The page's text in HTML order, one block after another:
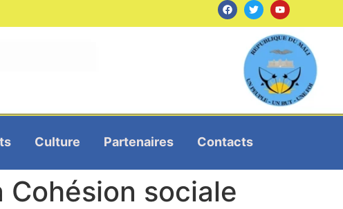
Culture Partenaires Contacts
Cohésion sociale